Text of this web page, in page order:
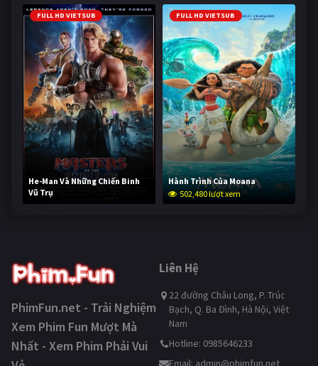
FULL HD VIETSUB
He-Man Và Những Chiến Binh
Vũ Trụ
252,346 lượt xem
FULL HD VIETSUB
Hành Trình Của Moana
502,480 lượt xem
PhimFun.net - Trải Nghiệm
Xem Phim Fun Mượt Mà
Nhất - Xem Phim Phải Vui
Liên Hệ
22 đường Châu Long, P. Trúc
Bạch, Q. Ba Đình, Hà Nội, Việt
Nam
Hotline: 0985646233
Email: admin@phimfun.net